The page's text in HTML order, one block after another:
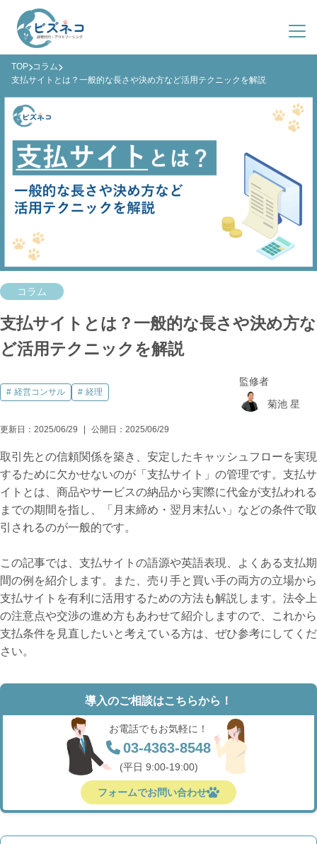
サービス紹介
ビズネコとは？
サービス一覧
導入までの流れ
ファクタリング
導入事例
料金プラン
会社概要
よくある質問
(平日 9:00-19:00)
TOP コラム
支払サイトとは？一般的な長さや決め方など活用テクニックを解説
コラム
支払サイトとは？一般的な長さや決め方な
ど活用テクニックを解説
経営コンサル 経理
監修者
菊池 星
更新日： 2025/06/29 公開日： 2025/06/29
取引先との信頼関係を築き、安定したキャッシュフローを実現
するために欠かせないのが「支払サイト」の管理です。支払サ
イトとは、商品やサービスの納品から実際に代金が支払われる
までの期間を指し、「月末締め・翌月末払い」などの条件で取
引されるのが一般的です。
この記事では、支払サイトの語源や英語表現、よくある支払期
間の例を紹介します。また、売り手と買い手の両方の立場から
支払サイトを有利に活用するための方法も解説します。法令上
の注意点や交渉の進め方もあわせて紹介しますので、これから
支払条件を見直したいと考えている方は、ぜひ参考にしてくだ
さい。
導入のご相談はこちらから！
お電話でもお気軽に！
03-4363-8548
(平日 9:00-19:00)
フォームでお問い合わせ